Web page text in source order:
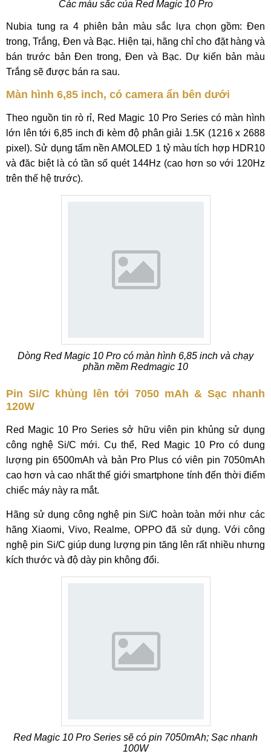
Các màu sắc của Red Magic 10 Pro
Nubia tung ra 4 phiên bản màu sắc lựa chọn gồm: Đen
trong, Trắng, Đen và Bạc. Hiện tại, hãng chỉ cho đặt hàng và
bán trước bản Đen trong, Đen và Bạc. Dự kiến bản màu
Trắng sẽ được bán ra sau.
Màn hình 6,85 inch, có camera ẩn bên dưới
Theo nguồn tin rò rỉ, Red Magic 10 Pro Series có màn hình
lớn lên tới 6,85 inch đi kèm độ phân giải 1.5K (1216 x 2688
pixel). Sử dụng tấm nền AMOLED 1 tỷ màu tích hợp HDR10
và đăc biệt là có tần số quét 144Hz (cao hơn so với 120Hz
trên thế hệ trước).
Dòng Red Magic 10 Pro có màn hình 6,85 inch và chạy
phần mềm Redmagic 10
Pin Si/C khủng lên tới 7050 mAh & Sạc nhanh
120W
Red Magic 10 Pro Series sở hữu viên pin khủng sử dụng
công nghệ Si/C mới. Cụ thể, Red Magic 10 Pro có dung
lượng pin 6500mAh và bản Pro Plus có viên pin 7050mAh
cao hơn và cao nhất thế giới smartphone tính đến thời điểm
chiếc máy này ra mắt.
Hãng sử dụng công nghệ pin Si/C hoàn toàn mới như các
hãng Xiaomi, Vivo, Realme, OPPO đã sử dụng. Với công
nghệ pin Si/C giúp dung lượng pin tăng lên rất nhiều nhưng
kích thước và độ dày pin không đổi.
Red Magic 10 Pro Series sẽ có pin 7050mAh; Sạc nhanh
100W